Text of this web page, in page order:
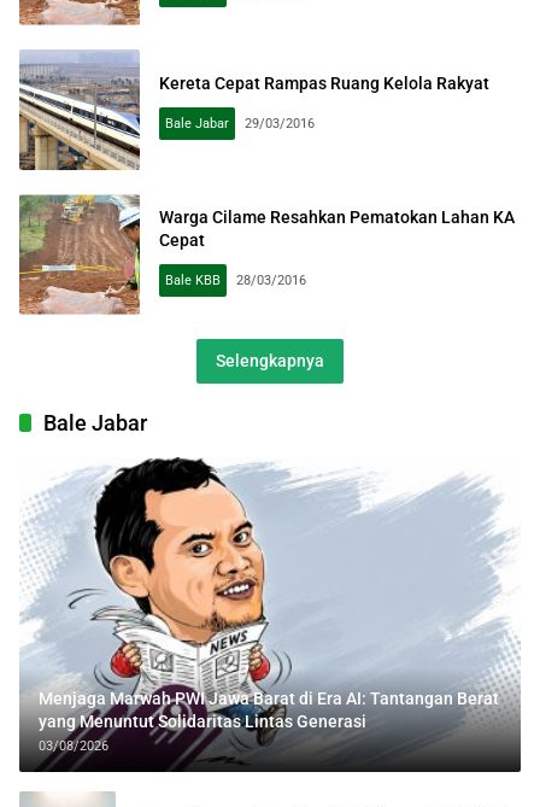
Kereta Cepat Rampas Ruang Kelola Rakyat
Bale Jabar 29/03/2016
Warga Cilame Resahkan Pematokan Lahan KA
Cepat
Bale KBB 28/03/2016
Selengkapnya
Bale Jabar
Menjaga Marwah PWI Jawa Barat di Era AI: Tantangan Berat
yang Menuntut Solidaritas Lintas Generasi
03/08/2026